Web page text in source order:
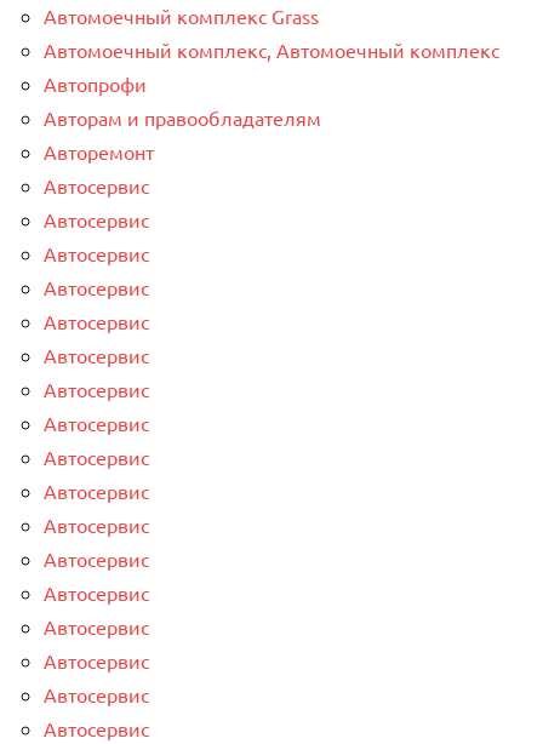
Автомоечный комплекс Grass
Автомоечный комплекс, Автомоечный комплекс
Автопрофи
Авторам и правообладателям
Авторемонт
Автосервис
Автосервис
Автосервис
Автосервис
Автосервис
Автосервис
Автосервис
Автосервис
Автосервис
Автосервис
Автосервис
Автосервис
Автосервис
Автосервис
Автосервис
Автосервис
Автосервис